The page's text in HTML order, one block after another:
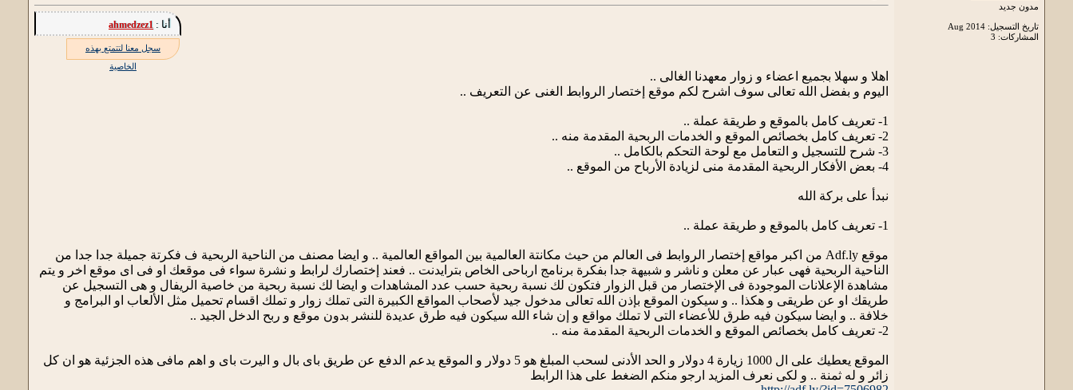
مدون جديد
تاريخ التسجيل: Aug 2014
المشاركات: 3
أنا : ahmedzez1
سجل معنا لتتمتع بهذه
الخاصية
اهلا و سهلا بجميع اعضاء و زوار معهدنا الغالى ..
اليوم و بفضل الله تعالى سوف اشرح لكم موقع إختصار الروابط الغنى عن التعريف ..
1- تعريف كامل بالموقع و طريقة عملة ..
2- تعريف كامل بخصائص الموقع و الخدمات الربحية المقدمة منه ..
3- شرح للتسجيل و التعامل مع لوحة التحكم بالكامل ..
4- بعض الأفكار الربحية المقدمة منى لزيادة الأرباح من الموقع ..
نبدأ على بركة الله
1- تعريف كامل بالموقع و طريقة عملة ..
موقع Adf.ly من اكبر مواقع إختصار الروابط فى العالم من حيث مكانتة العالمية بين المواقع العالمية .. و ايضا مصنف من الناحية الربحية ف فكرتة جميلة جدا جدا من
الناحية الربحية فهى عبار عن معلن و ناشر و شبيهة جدا بفكرة برنامج ارباحى الخاص بترايدنت .. فعند إختصارك لرابط و نشرة سواء فى موقعك او فى اى موقع اخر و يتم
مشاهدة الإعلانات الموجودة فى الإختصار من قبل الزوار فتكون لك نسبة ربحية حسب عدد المشاهدات و ايضا لك نسبة ربحية من خاصية الريفال و هى التسجيل عن
طريقك او عن طريقى و هكذا .. و سيكون الموقع بإذن الله تعالى مدخول جيد لأصحاب المواقع الكبيرة التى تملك زوار و تملك اقسام تحميل مثل الألعاب او البرامج و
خلافة .. و ايضا سيكون فيه طرق للأعضاء التى لا تملك مواقع و إن شاء الله سيكون فيه طرق عديدة للنشر بدون موقع و ربح الدخل الجيد ..
2- تعريف كامل بخصائص الموقع و الخدمات الربحية المقدمة منه ..
الموقع يعطيك على ال 1000 زيارة 4 دولار و الحد الأدنى لسحب المبلغ هو 5 دولار و الموقع يدعم الدفع عن طريق باى بال و اليرت باى و اهم مافى هذه الجزئية هو ان كل
زائر و له ثمنة .. و لكى نعرف المزيد ارجو منكم الضغط على هذا الرابط